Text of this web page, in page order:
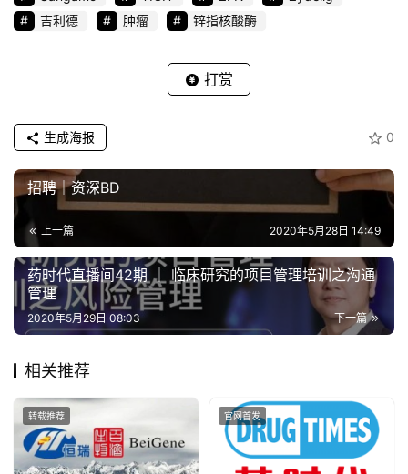
吉利德
肿瘤 锌指核酸酶
打赏
0
生成海报
招聘｜资深BD
上一篇 2020年5月28日 14:49
药时代直播间42期 ｜ 临床研究的项目管理培训之沟通
管理
下一篇
2020年5月29日 08:03
相关推荐
转载推荐 官网首发